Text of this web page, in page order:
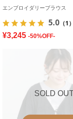
エンブロイダリーブラウス
5.0 （1）
¥3,245 -50%OFF-
SOLD